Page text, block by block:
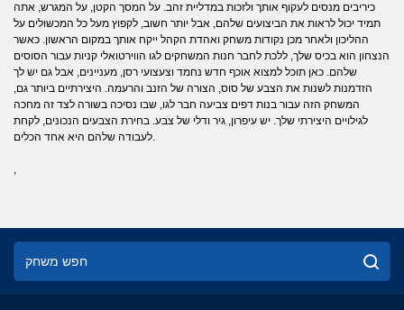
כיריבים מנסים לעקוף אותך ולזכות במדליית זהב. על המסך הקטן, על המגרש, אתה
תמיד יכול לראות את הביצועים שלהם, אבל יותר חשוב, לקפוץ מעל כל המכשולים על
ההליכון ולאחר מכן נקודות משחק ואהדת הקהל ייקח אותך במקום הראשון. כאשר
הנצחון הוא בכיס שלך, ללכת לחבר חנות המשחקים לגו הווירטואלי קניות עבור הסוסים
שלהם. כאן תוכל למצוא אוכף חדש נחמד וצעצועי רסן, מעניינים, אבל גם יש לך
הזדמנות לשנות את הצבע של סוס, הצורה של הזנב והרעמה. היצירתיים ביותר גם,
המשחק הזה עבור בנות דפים צביעה חבר לגו, שבו נסיכה בשורה לצד זה מחכה
לגילויים היצירתי שלך. יש עיפרון, גיר ודלי של צבע. בחירת הצבעים הנכונים, לקחת
לעבודה שלהם היא אחד הכלים.
,